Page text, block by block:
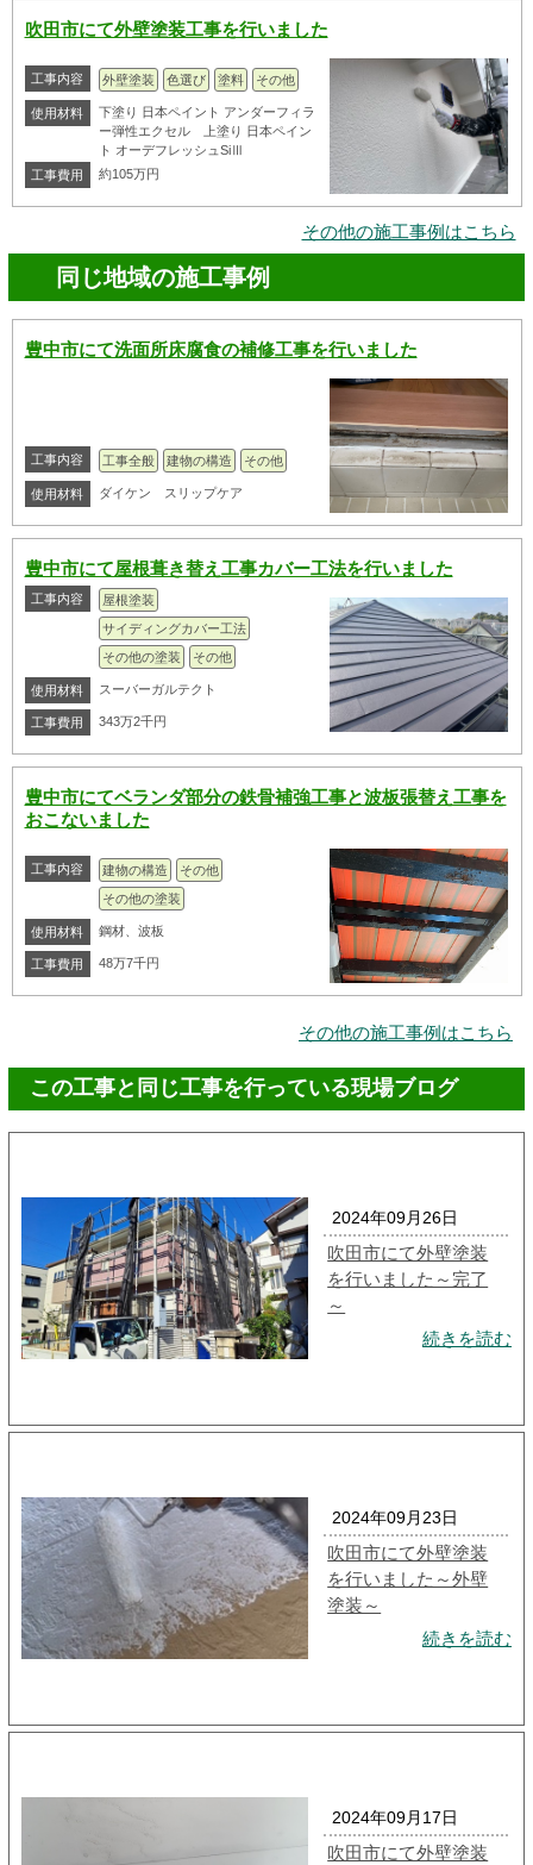
吹田市にて外壁塗装工事を行いました
工事内容 外壁塗装 色選び 塗料 その他
使用材料
下塗り 日本ペイント アンダーフィラ
ー弾性エクセル 上塗り 日本ペイン
ト オーデフレッシュSiⅢ
工事費用
約105万円
その他の施工事例はこちら
同じ地域の施工事例
豊中市にて洗面所床腐食の補修工事を行いました
工事内容 工事全般 建物の構造 その他
使用材料 ダイケン スリップケア
豊中市にて屋根葺き替え工事カバー工法を行いました
工事内容
屋根塗装
サイディングカバー工法
その他の塗装
その他
使用材料 スーバーガルテクト
工事費用 343万2千円
豊中市にてベランダ部分の鉄骨補強工事と波板張替え工事を
おこないました
工事内容 建物の構造
その他
その他の塗装
使用材料 鋼材、波板
工事費用 48万7千円
その他の施工事例はこちら
この工事と同じ工事を行っている現場ブログ
2024年09月26日
吹田市にて外壁塗装
を行いました～完了
～
続きを読む
2024年09月23日
吹田市にて外壁塗装
を行いました～外壁
塗装～
続きを読む
2024年09月17日
吹田市にて外壁塗装